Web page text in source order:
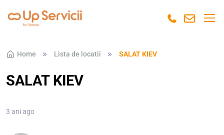
Skip to navigation
Skip to content
Home Lista de locatii SALAT KIEV
SALAT KIEV
3 ani ago